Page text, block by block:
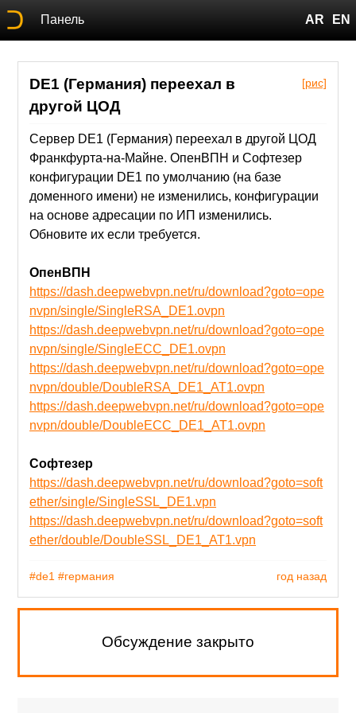
Панель AR EN
[рис]
DE1 (Германия) переехал в
другой ЦОД
Сервер DE1 (Германия) переехал в другой ЦОД
Франкфурта-на-Майне. ОпенВПН и Софтезер
конфигурации DE1 по умолчанию (на базе
доменного имени) не изменились, конфигурации
на основе адресации по ИП изменились.
Обновите их если требуется.
ОпенВПН
https://dash.deepwebvpn.net/ru/download?goto=ope
nvpn/single/SingleRSA_DE1.ovpn
https://dash.deepwebvpn.net/ru/download?goto=ope
nvpn/single/SingleECC_DE1.ovpn
https://dash.deepwebvpn.net/ru/download?goto=ope
nvpn/double/DoubleRSA_DE1_AT1.ovpn
https://dash.deepwebvpn.net/ru/download?goto=ope
nvpn/double/DoubleECC_DE1_AT1.ovpn
Софтезер
https://dash.deepwebvpn.net/ru/download?goto=soft
ether/single/SingleSSL_DE1.vpn
https://dash.deepwebvpn.net/ru/download?goto=soft
ether/double/DoubleSSL_DE1_AT1.vpn
год назад
#de1 #германия
Обсуждение закрыто